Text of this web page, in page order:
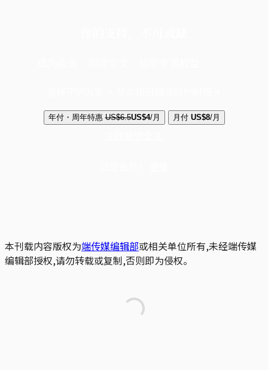
年付・周年特惠 US$6.5US$4/月 月付 US$8/月
本刊载内容版权为端传媒编辑部或相关单位所有,未经端传媒
编辑部授权,请勿转载或复制,否则即为侵权。